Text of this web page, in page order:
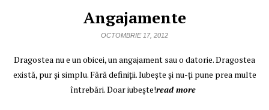
Angajamente
OCTOMBRIE 17, 2012
Dragostea nu e un obicei, un angajament sau o datorie. Dragostea
există, pur şi simplu. Fără definiţii. Iubeşte şi nu-ţi pune prea multe
întrebări. Doar iubeşte!read more